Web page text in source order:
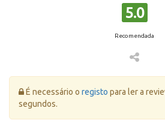
5.0
Recomendada
Erro:
É necessário o registo para ler a
segundos.